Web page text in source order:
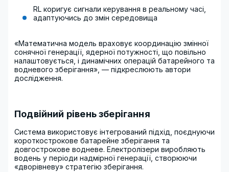
RL коригує сигнали керування в реальному часі,
адаптуючись до змін середовища
«Математична модель враховує координацію змінної
сонячної генерації, ядерної потужності, що повільно
налаштовується, і динамічних операцій батарейного та
водневого зберігання», — підкреслюють автори
дослідження.
Подвійний рівень зберігання
Система використовує інтегрований підхід, поєднуючи
короткострокове батарейне зберігання та
довгострокове водневе. Електролізери виробляють
водень у періоди надмірної генерації, створюючи
«дворівневу» стратегію зберігання.